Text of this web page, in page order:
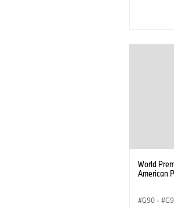
World
American
G90 ·